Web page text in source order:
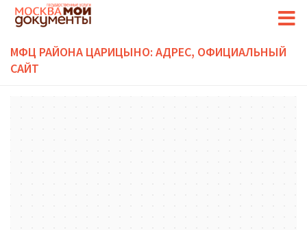
МФЦ РАЙОНА ЦАРИЦЫНО: АДРЕС, ОФИЦИАЛЬНЫЙ
САЙТ